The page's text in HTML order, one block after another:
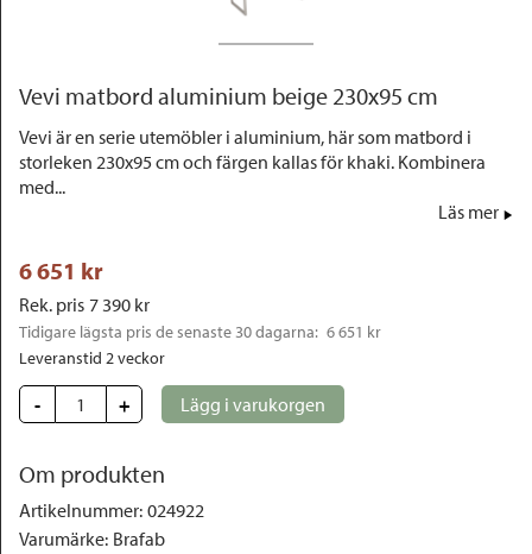
Vevi matbord aluminium beige 230x95 cm
Vevi är en serie utemöbler i aluminium, här som matbord i
storleken 230x95 cm och färgen kallas för khaki. Kombinera
med...
Läs mer
6 651 kr
Rek. pris 7 390 kr
Tidigare lägsta pris de senaste 30 dagarna: 6 651 kr
Leveranstid 2 veckor
- + Lägg i varukorgen
Om produkten
Artikelnummer: 024922
Varumärke: Brafab